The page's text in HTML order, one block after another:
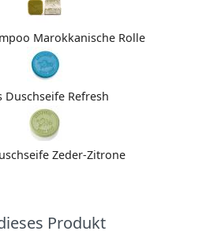
Marokkanische Rolle
Duschseife Refresh
Zeder-Zitrone
Produkt